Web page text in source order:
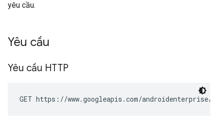
yêu cầu.
Yêu cầu
Yêu cầu HTTP
GET https://www.googleapis.com/androidenterprise/